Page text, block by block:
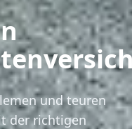
und teuren
der richtigen